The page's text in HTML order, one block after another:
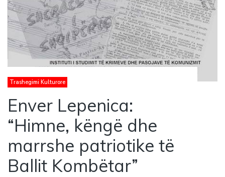
Trashegimi Kulturore
Enver Lepenica:
“Himne, këngë dhe
marrshe patriotike të
Ballit Kombëtar”